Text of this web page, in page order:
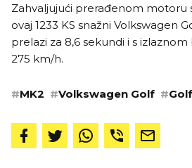
Zahvaljujući prerađenom motoru
ovaj 1233 KS snažni Volkswagen
prelazi za 8,6 sekundi i s
275 km/h.
#MK2 #Volkswagen Golf #Golf